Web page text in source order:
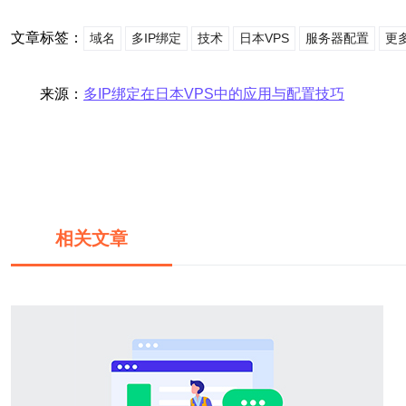
文章标签： 域名 多IP绑定 技术 日本VPS 服务器配置 更
来源： 多IP绑定在日本VPS中的应用与配置技巧
相关文章